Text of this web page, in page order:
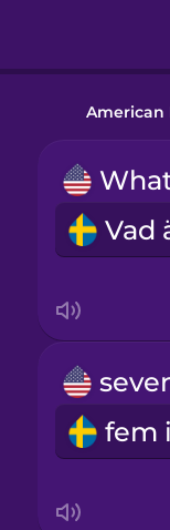
American